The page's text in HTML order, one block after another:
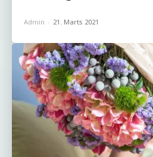
Admin - 21. Marts 2021